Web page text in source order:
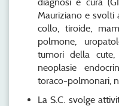
Mauriziano e svolti
collo, tiroide,
polmone,
tumori della
neoplasie
toraco-polmonari,
La S.C. svolge